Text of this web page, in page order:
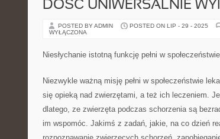
DOŚĆ UNIWERSALNIE
POSTED BY ADMIN POSTED ON LIP - 29 - 2025
WYŁĄCZONA
Niesłychanie istotną funkcję pełni w
Niezwykle ważną misję pełni w społeczeństwie
się opieką nad zwierzętami, a też ich leczeniem.
dlatego, ze zwierzęta podczas schorzenia są
im wspomóc. Jakimś z zadań, jakie, na co dzień